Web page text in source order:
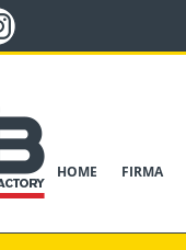
HOME FIRMA